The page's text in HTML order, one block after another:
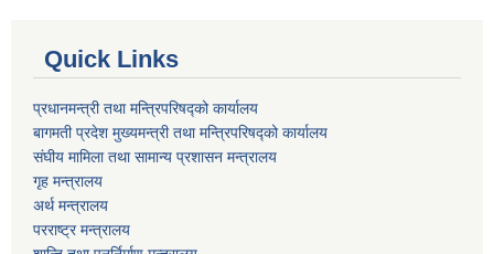
Quick Links
प्रधानमन्त्री तथा मन्त्रिपरिषद्को कार्यालय
बागमती प्रदेश मुख्यमन्त्री तथा मन्त्रिपरिषद्को कार्यालय
संघीय मामिला तथा सामान्य प्रशासन मन्त्रालय
गृह मन्त्रालय
अर्थ मन्त्रालय
परराष्ट्र मन्त्रालय